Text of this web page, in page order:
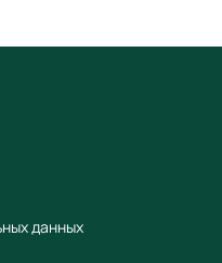
данных